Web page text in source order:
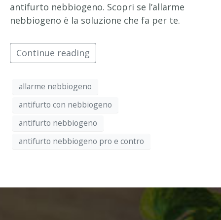
antifurto nebbiogeno. Scopri se l’allarme
nebbiogeno è la soluzione che fa per te.
Continue reading
allarme nebbiogeno
antifurto con nebbiogeno
antifurto nebbiogeno
antifurto nebbiogeno pro e contro